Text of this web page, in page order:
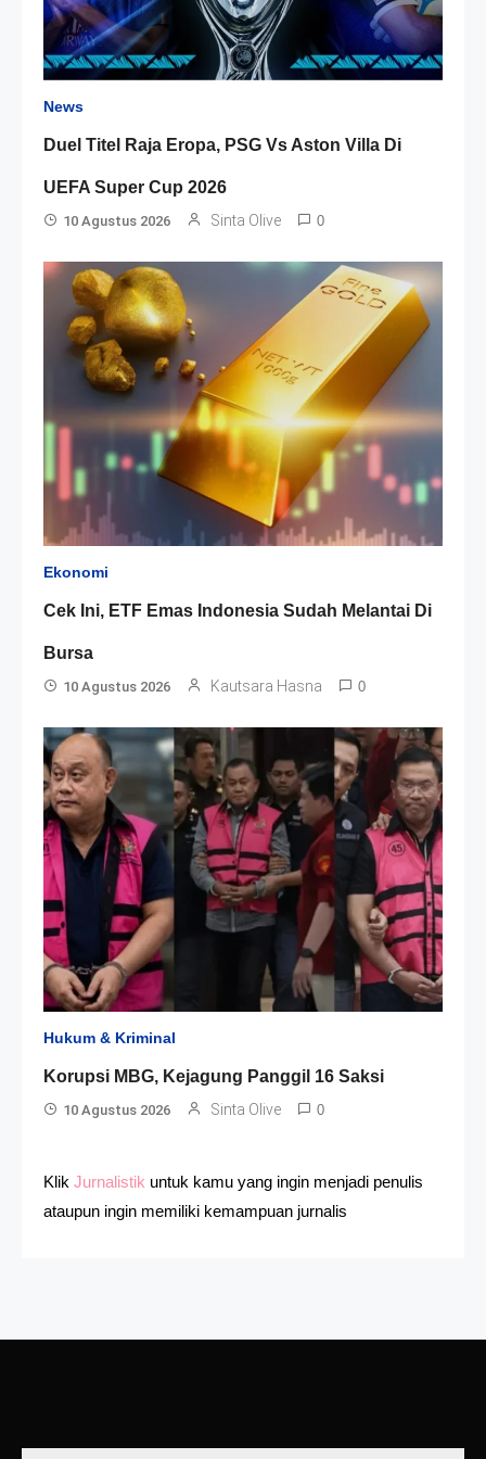
News
Duel Titel Raja Eropa, PSG Vs Aston Villa Di
UEFA Super Cup 2026
10 Agustus 2026 Sinta Olive 0
Ekonomi
Cek Ini, ETF Emas Indonesia Sudah Melantai Di
Bursa
10 Agustus 2026 Kautsara Hasna 0
Hukum & Kriminal
Korupsi MBG, Kejagung Panggil 16 Saksi
10 Agustus 2026 Sinta Olive 0
Klik Jurnalistik untuk kamu yang ingin menjadi penulis
ataupun ingin memiliki kemampuan jurnalis